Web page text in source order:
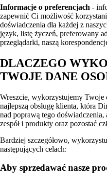
Informacje o preferencjach -
zapewnić Ci możliwość
doświadczenia dla każdej z
język, listę życzeń, preferowany
przeglądarki, naszą
DLACZEGO
TWOJE DANE
Wreszcie, wykorzystujemy Twoje
najlepszą obsługę klienta, która
nad poprawą tego
zespół i produkty oraz pozostać
Bardziej szczegółowo,
następujących celach:
Aby sprzedawać nasze